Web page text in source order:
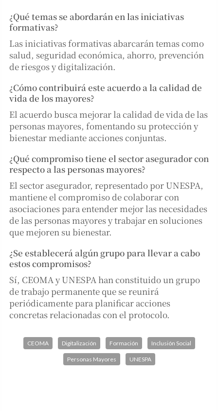
¿Qué temas se abordarán en las iniciativas
formativas?
Las iniciativas formativas abarcarán temas como
salud, seguridad económica, ahorro, prevención
de riesgos y digitalización.
¿Cómo contribuirá este acuerdo a la calidad de
vida de los mayores?
El acuerdo busca mejorar la calidad de vida de las
personas mayores, fomentando su protección y
bienestar mediante acciones conjuntas.
¿Qué compromiso tiene el sector asegurador con
respecto a las personas mayores?
El sector asegurador, representado por UNESPA,
mantiene el compromiso de colaborar con
asociaciones para entender mejor las necesidades
de las personas mayores y trabajar en soluciones
que mejoren su bienestar.
¿Se establecerá algún grupo para llevar a cabo
estos compromisos?
Sí, CEOMA y UNESPA han constituido un grupo
de trabajo permanente que se reunirá
periódicamente para planificar acciones
concretas relacionadas con el protocolo.
CEOMA Digitalización Formación Inclusión Social
Personas Mayores UNESPA